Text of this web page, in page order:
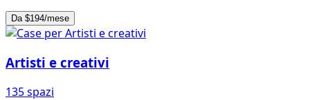
Da $194/mese
Artisti e creativi
135 spazi